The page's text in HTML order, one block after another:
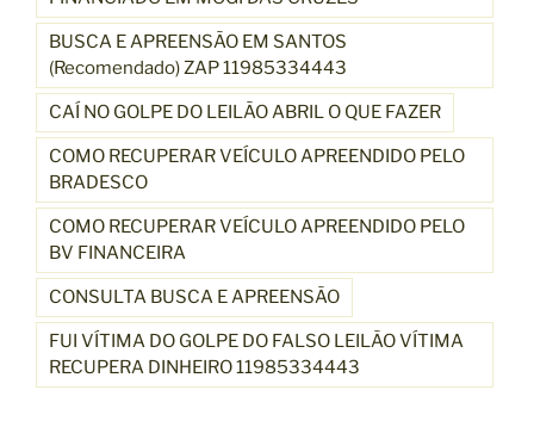
BUSCA E APREENSÃO EM SANTOS
(Recomendado) ZAP 11985334443
CAÍ NO GOLPE DO LEILÃO ABRIL O QUE FAZER
COMO RECUPERAR VEÍCULO APREENDIDO PELO
BRADESCO
COMO RECUPERAR VEÍCULO APREENDIDO PELO
BV FINANCEIRA
CONSULTA BUSCA E APREENSÃO
FUI VÍTIMA DO GOLPE DO FALSO LEILÃO VÍTIMA
RECUPERA DINHEIRO 11985334443